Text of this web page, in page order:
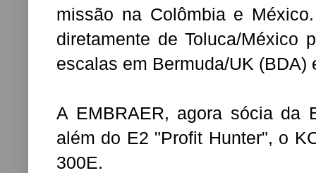
missão na Colômbia e
diretamente de Toluca/México
escalas em Bermuda/UK
A EMBRAER, agora sócia da
além do E2 "Profit Hunter", o
300E.